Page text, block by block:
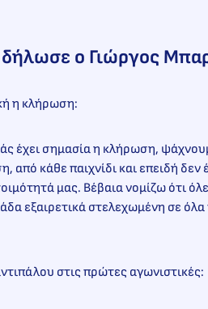
δήλωσε ο Γιώργος
η κλήρωση:
έχει σημασία η κλήρωση,
από κάθε παιχνίδι και επειδή δεν
μας. Βέβαια νομίζω ότι
εξαιρετικά στελεχωμένη σε
στις πρώτες αγωνιστικές: